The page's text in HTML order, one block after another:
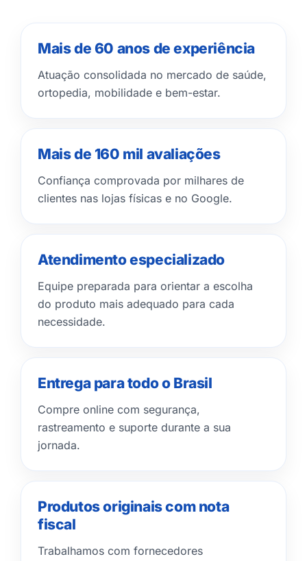
Mais de 60 anos de experiência
Atuação consolidada no mercado de saúde,
ortopedia, mobilidade e bem-estar.
Mais de 160 mil avaliações
Confiança comprovada por milhares de
clientes nas lojas físicas e no Google.
Atendimento especializado
Equipe preparada para orientar a escolha
do produto mais adequado para cada
necessidade.
Entrega para todo o Brasil
Compre online com segurança,
rastreamento e suporte durante a sua
jornada.
Produtos originais com nota
fiscal
Trabalhamos com fornecedores